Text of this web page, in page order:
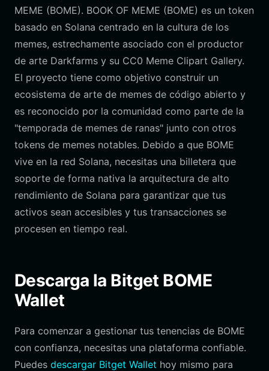
MEME (BOME). BOOK OF MEME (BOME) es un token
basado en Solana centrado en la cultura de los
memes, estrechamente asociado con el productor
de arte Darkfarms y su CC0 Meme Clipart Gallery.
El proyecto tiene como objetivo construir un
ecosistema de arte de memes de código abierto y
es reconocido por la comunidad como parte de la
"temporada de memes de ranas" junto con otros
tokens de memes notables. Debido a que BOME
vive en la red Solana, necesitas una billetera que
soporte de forma nativa la arquitectura de alto
rendimiento de Solana para garantizar que tus
activos sean accesibles y tus transacciones se
procesen en tiempo real.
Descarga la Bitget BOME
Wallet
Para comenzar a gestionar tus tenencias de BOME
con confianza, necesitas una plataforma confiable.
Puedes descargar Bitget Wallet hoy mismo para